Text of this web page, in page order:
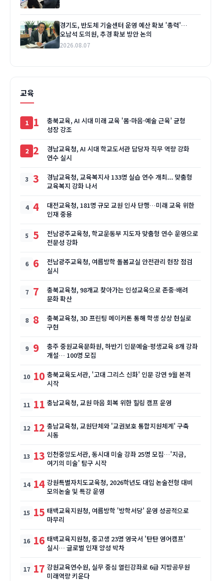
경기도, 반도체 기술센터 운영 예산 확보 '총력'…
오남석 도의원, 추경 확보 방안 논의
2026.08.07
교육
1
충북교육, AI 시대 미래 교육 '몸·마음·예술 근육' 균형
성장 강조
2
경남교육청, AI 시대 학교도서관 담당자 직무 역량 강화
연수 실시
3
경남교육청, 교육복지사 133명 실습 연수 개최... 맞춤형
교육복지 강화 나서
4
대전교육청, 181명 규모 교원 인사 단행…미래 교육 위한
인재 중용
5
전남광주교육청, 학교운동부 지도자 맞춤형 연수 운영으로
전문성 강화
6
전남광주교육청, 여름방학 돌봄교실 안전관리 현장 점검
실시
7
충북교육청, 98개교 찾아가는 인성교육으로 존중·배려
문화 확산
8
충북교육청, 3D 프린팅 메이커톤 통해 학생 상상 현실로
구현
9
충주 중원교육문화원, 하반기 인문예술·평생교육 8개 강좌
개설… 100명 모집
10 충북교육도서관, '고대 그리스 신화' 인문 강연 9월 본격
시작
11 충남교육청, 교원 마음 회복 위한 힐링 캠프 운영
12 충남교육청, 교원단체와 '교권보호 통합지원체계' 구축
시동
13 인천중앙도서관, 동시대 미술 강좌 25명 모집…'지금,
여기의 미술' 탐구 시작
14 강원특별자치도교육청, 2026학년도 대입 논술전형 대비
모의논술 및 특강 운영
15 태백교육지원청, 여름방학 '방학서당' 운영 성공적으로
마무리
16 태백교육지원청, 중고생 23명 영국서 '탄탄 영어캠프'
실시… 글로벌 인재 양성 박차
17 강원교육연수원, 실무 중심 열린강좌로 6급 지방공무원
미래역량 키운다